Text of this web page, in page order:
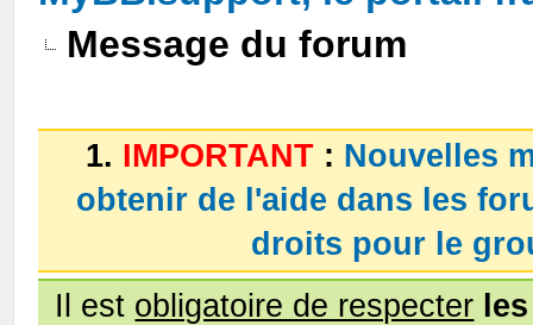
Message du forum
1. IMPORTANT : Nouvelles
obtenir de l'aide dans les
droits pour le
Il est obligatoire de respecter